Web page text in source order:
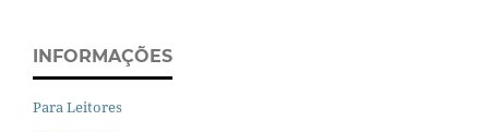
INFORMAÇÕES
Para Leitores